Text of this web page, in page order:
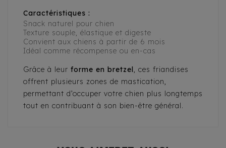
Caractéristiques :
Snack naturel pour chien
Texture souple, élastique et digeste
Convient aux chiens à partir de 6 mois
Idéal comme récompense ou en-cas
Grâce à leur forme en bretzel , ces friandises
offrent plusieurs zones de mastication,
permettant d’occuper votre chien plus longtemps
tout en contribuant à son bien-être général.